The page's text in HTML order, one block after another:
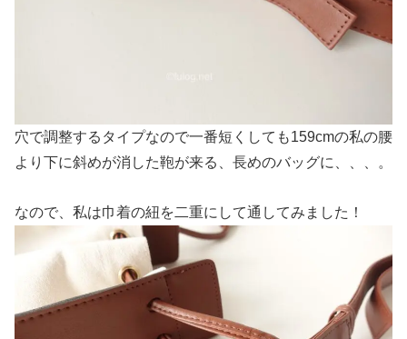
穴で調整するタイプなので一番短くしても159cmの私の腰
より下に斜めが消した鞄が来る、長めのバッグに、、、。
なので、私は巾着の紐を二重にして通してみました！